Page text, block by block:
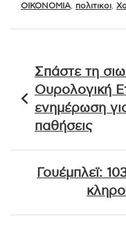
ΟΙΚΟΝΟΜΙΑ
πολιτικοι
άρθρων
Σπάστε τη
Ουρολογική
ενημέρωση
παθήσεις
Γουέμπλεϊ: